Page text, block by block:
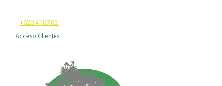
+620.41.07.02
Acceso Clientes